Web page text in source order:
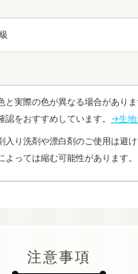
と実際の色が異なる場合があり
認をおすすめしています。 →生地
入り洗剤や漂白剤のご使用は避
よっては縮む可能性があります。
注意事項